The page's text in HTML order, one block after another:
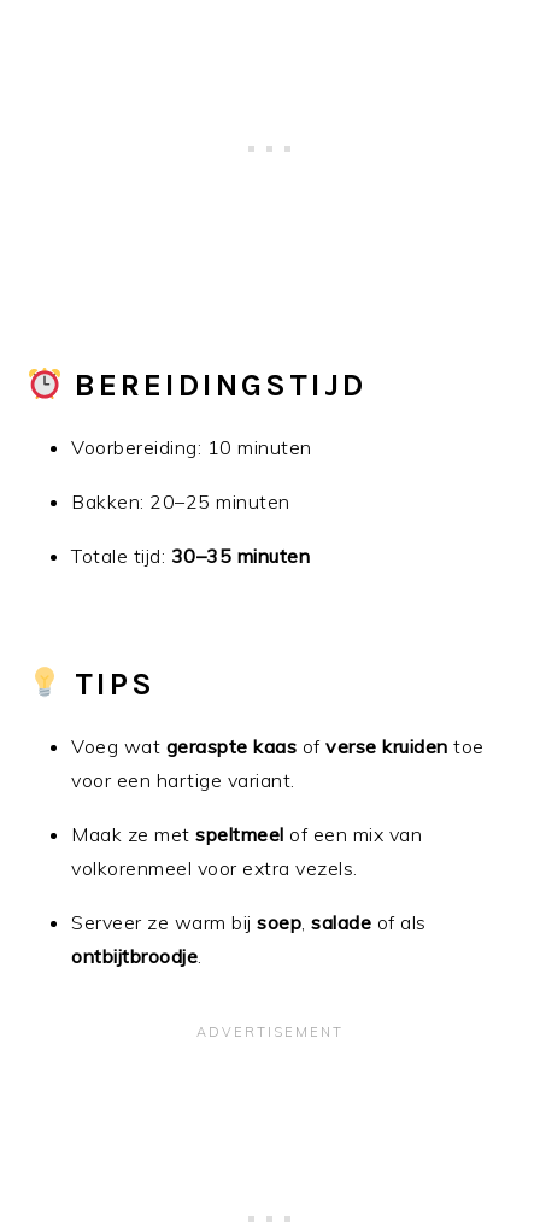
BEREIDINGSTIJD
Voorbereiding: 10 minuten
Bakken: 20–25 minuten
Totale tijd: 30–35 minuten
TIPS
Voeg wat geraspte kaas ofverse kruiden toe
voor een hartige variant.
Maak ze metspeltmeel of een mix van
volkorenmeel voor extra vezels.
Serveer ze warm bijsoep,salade of als
ontbijtbroodje.